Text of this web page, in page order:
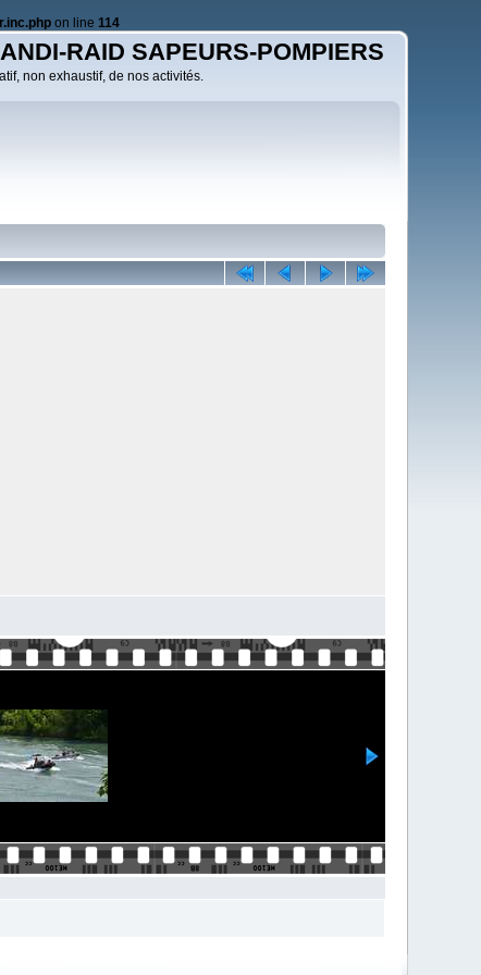
on line114
RAID SAPEURS-POMPIERS
non exhaustif, de nos activités.